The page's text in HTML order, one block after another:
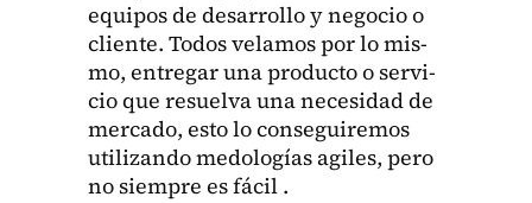
equipos de desar­rol­lo y nego­cio o
cliente. Todos velam­os por lo mis­
mo, entre­gar una pro­duc­to o ser­vi­
cio que resuel­va una necesi­dad de
mer­ca­do, esto lo con­seguire­mos
uti­lizan­do medologías agiles, pero
no siem­pre es fácil .